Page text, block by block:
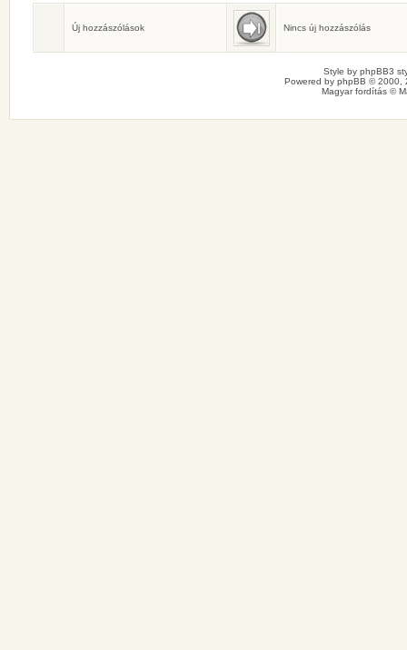
Születésnaposok
Ma senkinek sincs születésnapja.
Új hozzászólások Nincs új hozzászólás
Style by phpBB3
Powered by phpBB © 2000,
Magyar fordítás ©